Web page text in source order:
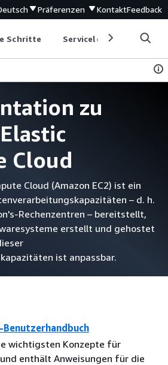
Präferenzen KontaktFeedback
Schritte Serviceleitfäden
zu
Cloud
Cloud (Amazon EC2) ist ein
– d. h.
Rechenzentren – bereitstellt,
erstellt und gehostet
ist anpassbar.
Benutzerhandbuch
wichtigsten Konzepte für
und enthält Anweisungen für die